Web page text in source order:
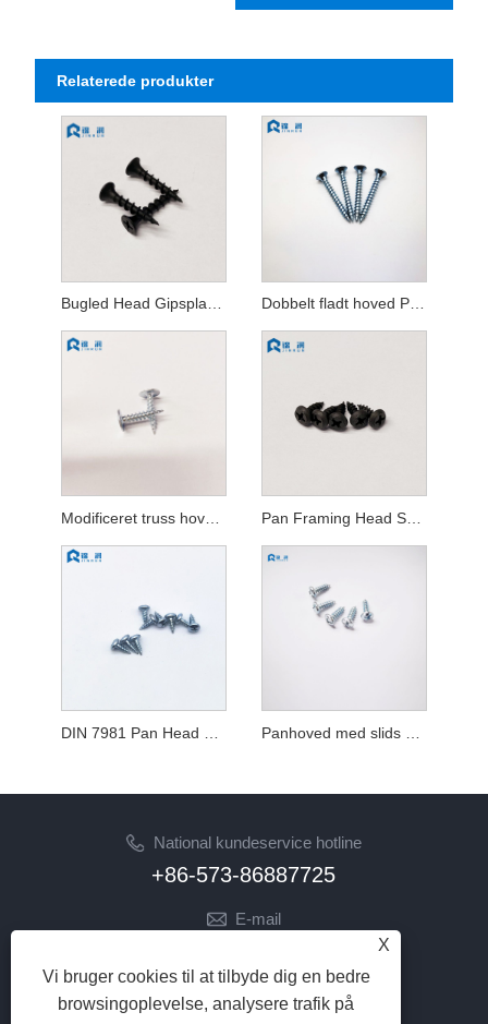
Relaterede produkter
Dobbelt fladt hoved Pozi Drive spånpladeskrue
Modificeret truss hoved selvskærende skrue Pan Framing Head Selvskærende Skrue
National kundeservice hotline
+86-573-86887725
E-mail
FØLG OS
X
Vi bruger cookies til at tilbyde dig en bedre
browsingoplevelse, analysere trafik på